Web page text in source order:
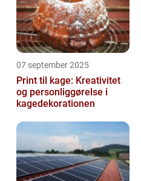
07 september 2025
Print til kage: Kreativitet
og personliggørelse i
kagedekorationen